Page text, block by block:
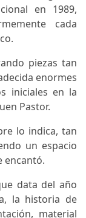
en 1989,
cada
piezas tan
enormes
iniciales en la
Pastor.
lo indica, tan
un espacio
encantó.
data del año
la historia de
material